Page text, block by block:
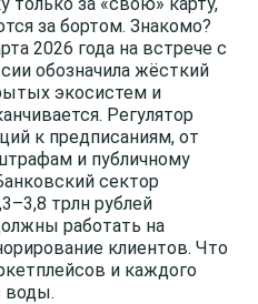
за бортом. Знакомо?
2026 года на встрече с
обозначила жёсткий
экосистем и
Регулятор
к предписаниям, от
и публичному
сектор
трлн рублей
работать на
клиентов. Что
и каждого
воды.